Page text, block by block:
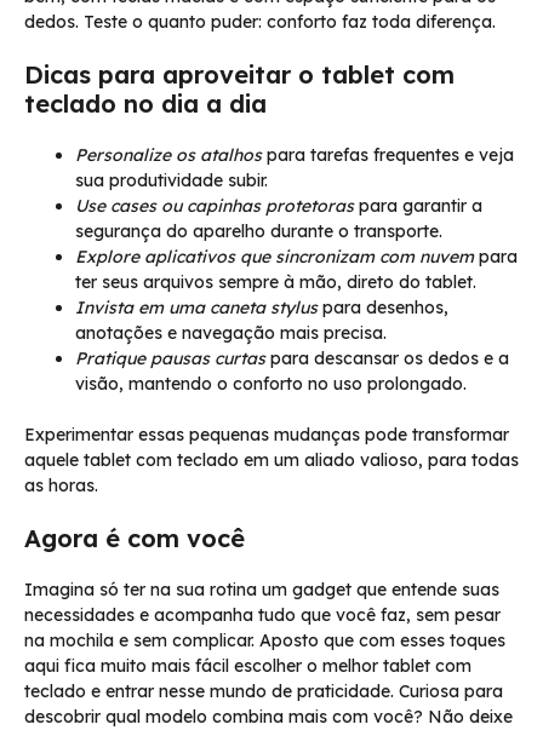
dedos. Teste o quanto puder: conforto faz toda diferença.
Dicas para aproveitar o tablet com
teclado no dia a dia
Personalize os atalhospara tarefas frequentes e veja
sua produtividade subir.
Use cases ou capinhas protetoraspara garantir a
segurança do aparelho durante o transporte.
Explore aplicativos que sincronizam com nuvempara
ter seus arquivos sempre à mão, direto do tablet.
Invista em uma caneta styluspara desenhos,
anotações e navegação mais precisa.
Pratique pausas curtaspara descansar os dedos e a
visão, mantendo o conforto no uso prolongado.
Experimentar essas pequenas mudanças pode transformar
aquele tablet com teclado em um aliado valioso, para todas
as horas.
Agora é com você
Imagina só ter na sua rotina um gadget que entende suas
necessidades e acompanha tudo que você faz, sem pesar
na mochila e sem complicar. Aposto que com esses toques
aqui fica muito mais fácil escolher o melhor tablet com
teclado e entrar nesse mundo de praticidade. Curiosa para
descobrir qual modelo combina mais com você? Não deixe